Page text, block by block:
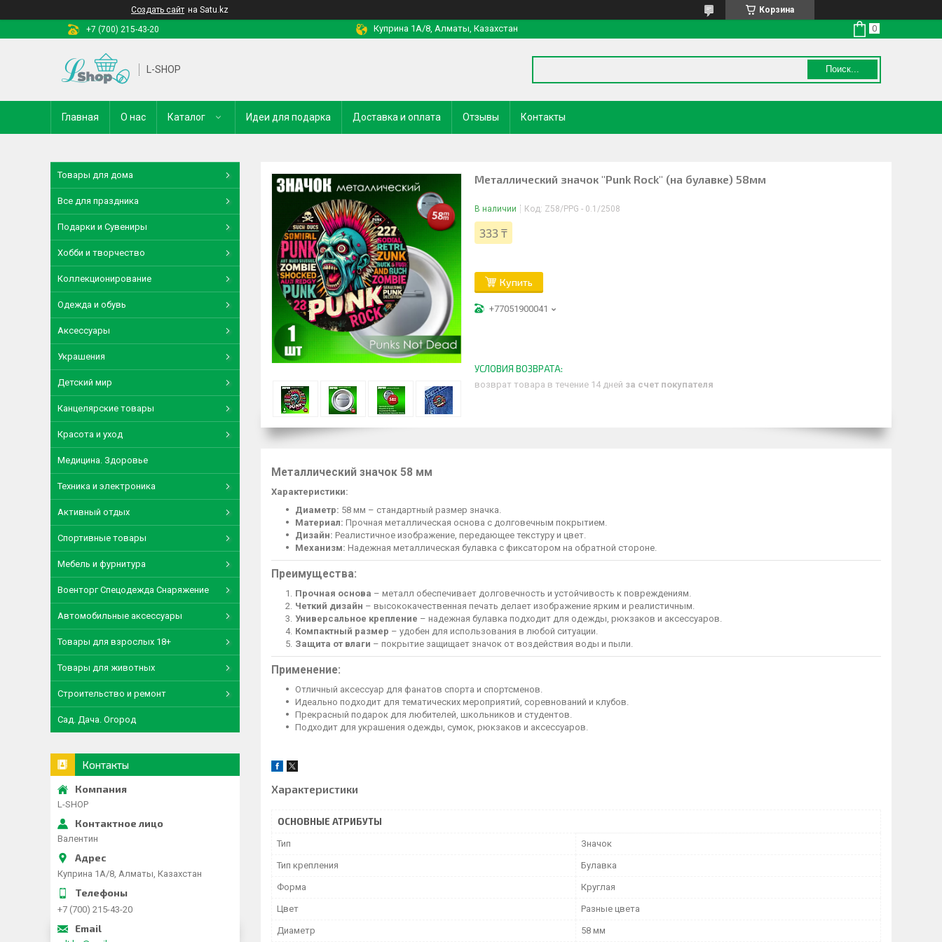
Создать сайт на Satu.kz
Корзина
+7 (700) 215-43-20
Куприна 1A/8, Алматы, Казахстан
L-SHOP Поиск...
Главная О нас Каталог Идеи для подарка Доставка и оплата Отзывы Контакты
Металлический значок "Punk Rock" (на булавке) 58мм
В наличии Код: Z58/PPG - 0.1/2508
333 ₸
Купить
+77051900041
возврат товара в течение 14 дней за счет покупателя
Металлический значок 58 мм
Характеристики:
Диаметр: 58 мм – стандартный размер значка.
Материал: Прочная металлическая основа с долговечным покрытием.
Дизайн: Реалистичное изображение, передающее текстуру и цвет.
Механизм: Надежная металлическая булавка с фиксатором на обратной стороне.
Преимущества:
Прочная основа – металл обеспечивает долговечность и устойчивость к повреждениям.
Четкий дизайн – высококачественная печать делает изображение ярким и реалистичным.
Универсальное крепление – надежная булавка подходит для одежды, рюкзаков и аксессуаров.
Компактный размер – удобен для использования в любой ситуации.
Защита от влаги – покрытие защищает значок от воздействия воды и пыли.
Применение:
Отличный аксессуар для фанатов спорта и спортсменов.
Идеально подходит для тематических мероприятий, соревнований и клубов.
Прекрасный подарок для любителей, школьников и студентов.
Подходит для украшения одежды, сумок, рюкзаков и аксессуаров.
Характеристики
ОСНОВНЫЕ АТРИБУТЫ
Тип Значок
Тип крепления Булавка
Форма Круглая
Цвет Разные цвета
Диаметр 58 мм
Товары для дома
Все для праздника
Подарки и Сувениры
Хобби и творчество
Коллекционирование
Одежда и обувь
Аксессуары
Украшения
Детский мир
Канцелярские товары
Красота и уход
Медицина. Здоровье
Техника и электроника
Активный отдых
Спортивные товары
Мебель и фурнитура
Военторг Спецодежда Снаряжение
Автомобильные аксессуары
Товары для взрослых 18+
Товары для животных
Строительство и ремонт
Сад. Дача. Огород
Контакты
L-SHOP
Валентин
Куприна 1A/8, Алматы, Казахстан
+7 (700) 215-43-20